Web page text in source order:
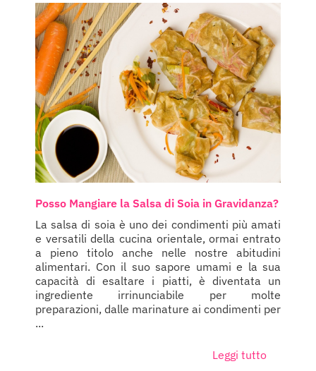
Posso Mangiare la Salsa di Soia in Gravidanza?
La salsa di soia è uno dei condimenti più amati
e versatili della cucina orientale, ormai entrato
a pieno titolo anche nelle nostre abitudini
alimentari. Con il suo sapore umami e la sua
capacità di esaltare i piatti, è diventata un
ingrediente irrinunciabile per molte
preparazioni, dalle marinature ai condimenti per
...
Leggi tutto